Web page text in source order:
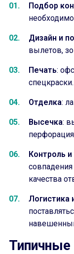
Подбор
Дизайн и
вылетов,
Печать:
спецкраски.
Отделка:
Высечка:
Контроль и
качества
Логистика
Типичные